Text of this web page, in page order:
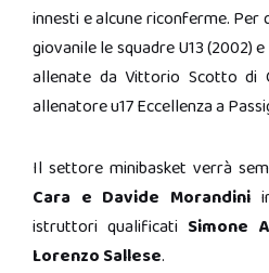
innesti e alcune riconferme.
giovanile le squadre U13 (2002)
allenate da Vittorio Scotto di
allenatore u17 Eccellenza a
Il settore minibasket verrà
Cara e Davide Morandini
istruttori qualificati Simone
Lorenzo Sallese.